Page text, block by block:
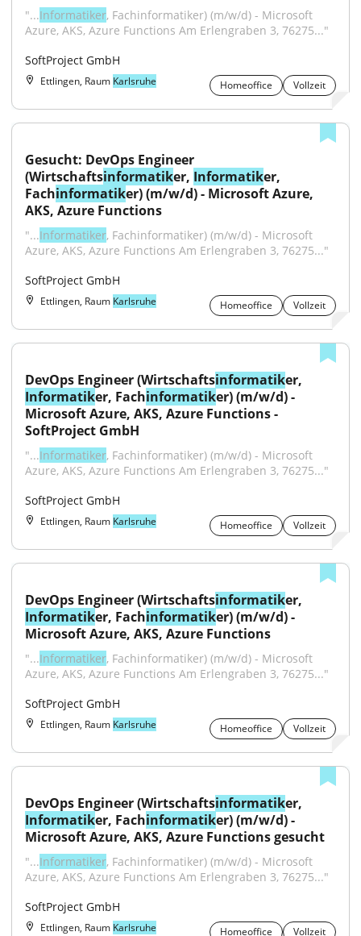
"...Informatiker, Fachinformatiker) (m/w/d) - Microsoft
Azure, AKS, Azure Functions Am Erlengraben 3, 76275..."
SoftProject GmbH
Ettlingen, Raum Karlsruhe Homeoffice Vollzeit
Gesucht: DevOps Engineer
(Wirtschaftsinformatiker, Informatiker,
Fachinformatiker) (m/w/d) - Microsoft Azure,
AKS, Azure Functions
"...Informatiker, Fachinformatiker) (m/w/d) - Microsoft
Azure, AKS, Azure Functions Am Erlengraben 3, 76275..."
SoftProject GmbH
Ettlingen, Raum Karlsruhe Homeoffice Vollzeit
DevOps Engineer (Wirtschaftsinformatik
Informatiker, Fachinformatiker) (m/w/d) -
Microsoft Azure, AKS, Azure Functions -
SoftProject GmbH
"...Informatiker, Fachinformatiker) (m/w/d) - Microsoft
Azure, AKS, Azure Functions Am Erlengraben 3, 76275..."
SoftProject GmbH
Ettlingen, Raum Karlsruhe Homeoffice Vollzeit
DevOps Engineer (Wirtschaftsinformatik
Informatiker, Fachinformatiker) (m/w/d) -
Microsoft Azure, AKS, Azure Functions
"...Informatiker, Fachinformatiker) (m/w/d) - Microsoft
Azure, AKS, Azure Functions Am Erlengraben 3, 76275..."
SoftProject GmbH
Ettlingen, Raum Karlsruhe Homeoffice Vollzeit
DevOps Engineer (Wirtschaftsinformatik
Informatiker, Fachinformatiker) (m/w/d) -
Microsoft Azure, AKS, Azure Functions gesucht
"...Informatiker, Fachinformatiker) (m/w/d) - Microsoft
Azure, AKS, Azure Functions Am Erlengraben 3, 76275..."
SoftProject GmbH
Ettlingen, Raum Karlsruhe Homeoffice Vollzeit